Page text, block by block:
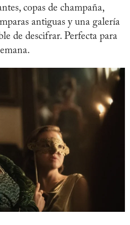
copas de champaña,
antiguas y una galería
de descifrar. Perfecta para